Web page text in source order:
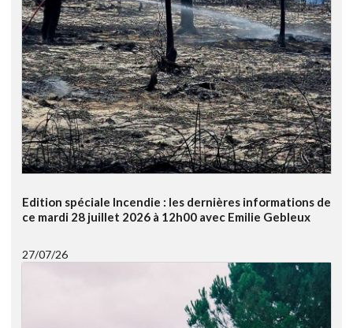
Edition spéciale Incendie : les dernières informations de
ce mardi 28 juillet 2026 à 12h00 avec Emilie Gebleux
27/07/26